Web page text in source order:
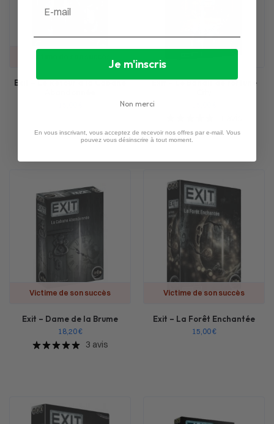
Exit – Le Retour à la Cabane
Exit – Le Bandit de fortune
Victime de son succès
Exit – Dame de la Brume
18,20€
3 avis
Victime de son succès
Exit – La Forêt Enchantée
15,00€
Je m'inscris
Non merci
En vous inscrivant, vous acceptez de recevoir nos offres par e-mail. Vous
pouvez vous désinscrire à tout moment.